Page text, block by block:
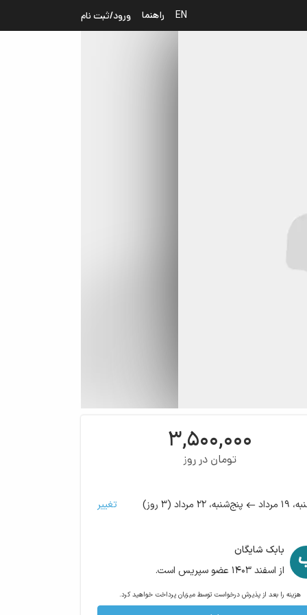
EN راهنما ورود/ثبت نام
۳,۵۰۰,۰۰۰
تومان در روز
پنج‌شنبه، ۲۲ مرداد (۳ روز) تغییر
بابک شایگان
از اسفند ۱۴۰۳ عضو سپریس است.
هزینه را بعد از پذیرش درخواست توسط میزبان پرداخت خواهید کرد.